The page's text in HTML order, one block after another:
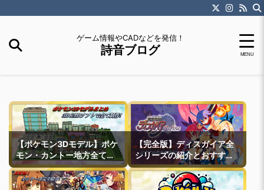
ゲーム情報やCADなどを発信！
詩音ブログ
【ポケモン3Dモデル】ポケ
モン・カントー地方全ての
町モデルなどを紹介
【完全版】ディスガイア全
シリーズの紹介とおすすめ
作品紹介